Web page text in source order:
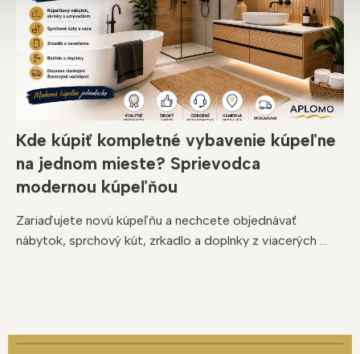
Kde kúpiť kompletné vybavenie kúpeľne
na jednom mieste? Sprievodca
modernou kúpeľňou
Zariaďujete novú kúpeľňu a nechcete objednávať
nábytok, sprchový kút, zrkadlo a doplnky z viacerých ...